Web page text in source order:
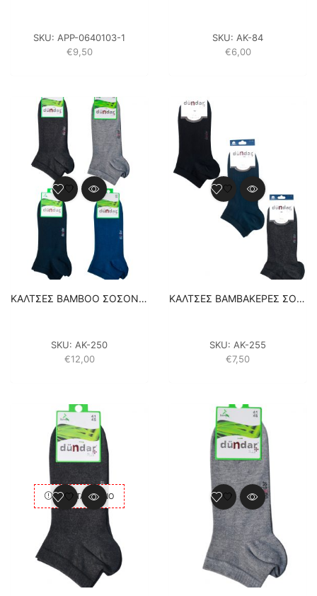
SKU: APP-0640103-1
€9,50
SKU: ΑΚ-84
€6,00
ΚΑΛΤΣΕΣ BAMBOO ΣΟΣΟΝΙΑ – 4 ΖΕΥΓΑΡΙΑ – ΑΝΘΡΑΚΙ / ΜΠΛΕ ΣΚΟΥΡΟ / ΓΚΡΙ / ΜΠΛΕ
SKU: ΑΚ-250
€12,00
ΚΑΛΤΣΕΣ ΒΑΜΒΑΚΕΡΕΣ ΣΟΣΟΝΙΑ – 3 ΖΕΥΓΑΡΙΑ – ΑΝΘΡΑΚΙ / ΜΠΛΕ / ΜΑΥΡΟ
SKU: ΑΚ-255
€7,50
ΕΞΑΝΤΛΗΜΈΝΟ